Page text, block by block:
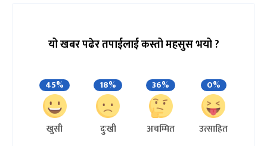
यो खबर पढेर तपाईलाई कस्तो महसुस भयो ?
45%
खुसी
18%
दुःखी
36%
अचम्मित
0%
उत्साहित